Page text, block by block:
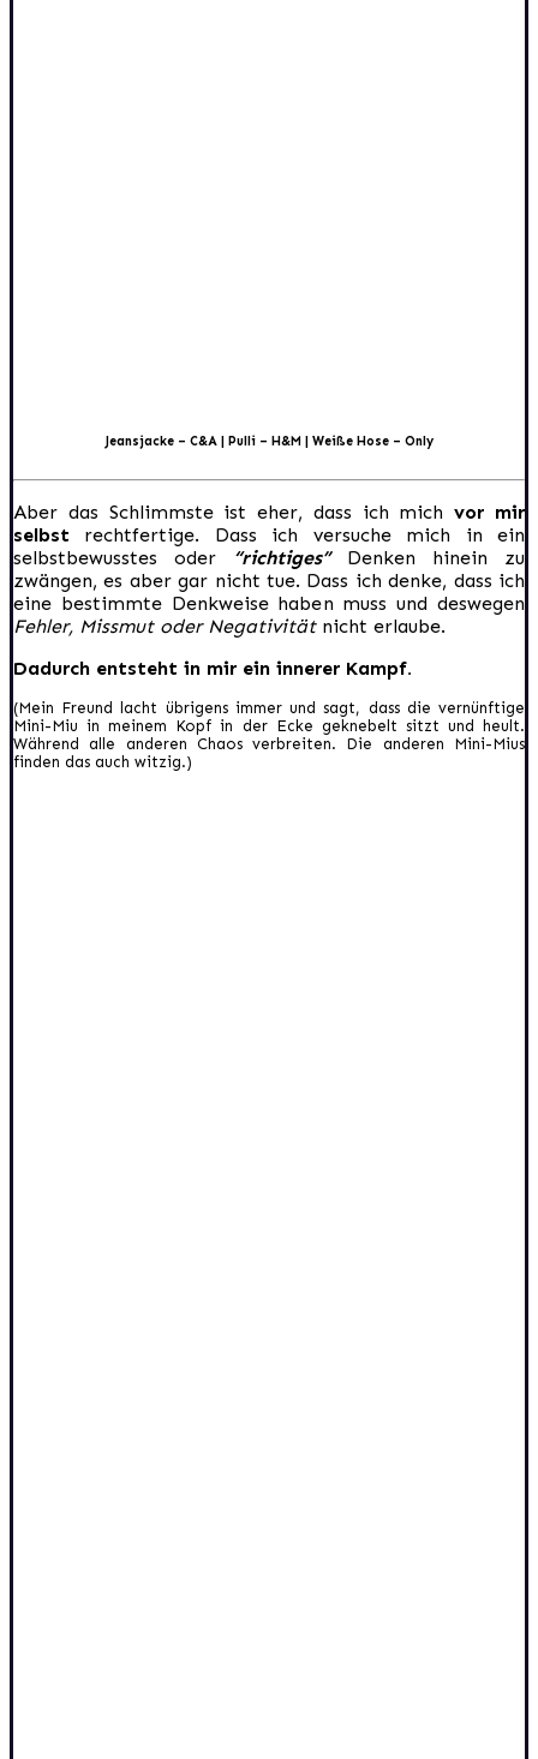
Jeansjacke – C&A | Pulli – H&M | Weiße Hose – Only
Aber das Schlimmste ist eher, dass ich michvor mir
selbst rechtfertige. Dass ich versuche mich in ein
selbstbewusstes oder
“richtiges”Denken hinein zu
zwängen, es aber gar nicht tue. Dass ich denke, dass ich
eine bestimmte Denkweise haben muss und deswegen
Fehler, Missmut oder Negativitätnicht erlaube.
Dadurch entsteht in mir ein innerer Kampf.
(Mein Freund lacht übrigens immer und sagt, dass die vernünftige
Mini-Miu in meinem Kopf in der Ecke geknebelt sitzt und heult.
Während alle anderen Chaos verbreiten. Die anderen Mini-Mius
finden das auch witzig.)